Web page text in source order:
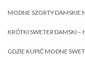
MODNE SZORTY DAMSKIE
KRÓTKI SWETER DAMSKI –
GDZIE KUPIĆ MODNE